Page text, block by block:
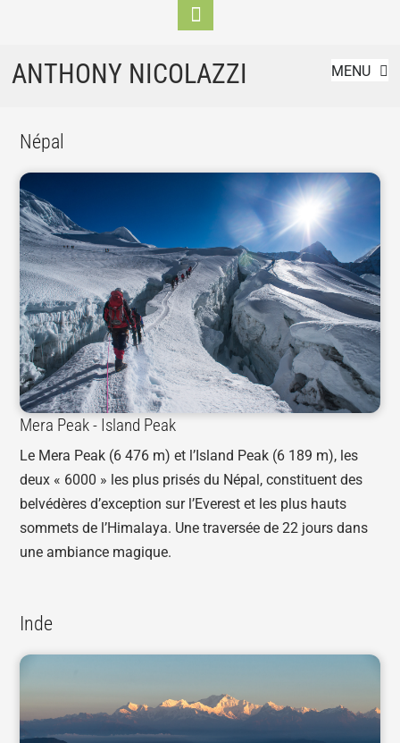
ANTHONY NICOLAZZI MENU
Explorer
Népal
Mera Peak - Island Peak
Le Mera Peak (6 476 m) et l’Island Peak (6 189 m), les
deux « 6000 » les plus prisés du Népal, constituent des
belvédères d’exception sur l’Everest et les plus hauts
sommets de l’Himalaya. Une traversée de 22 jours dans
une ambiance magique.
Inde
Toggle
Footer